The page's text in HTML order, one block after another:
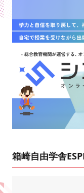
箱崎自由学舎